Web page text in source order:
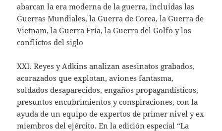
abarcan la era moderna de la guerra, incluidas las
Guerras Mundiales, la Guerra de Corea, la Guerra de
Vietnam, la Guerra Fría, la Guerra del Golfo y los
conflictos del siglo
XXI. Reyes y Adkins analizan asesinatos grabados,
acorazados que explotan, aviones fantasma,
soldados desaparecidos, engaños propagandísticos,
presuntos encubrimientos y conspiraciones, con la
ayuda de un equipo de expertos de primer nivel y ex
miembros del ejército. En la edición especial “La